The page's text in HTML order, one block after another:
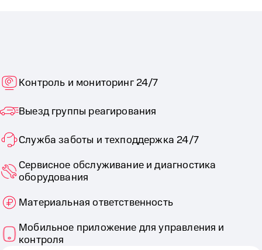
Контроль и мониторинг 24/7
Выезд группы реагирования
Служба заботы и техподдержка 24/7
Сервисное обслуживание и диагностика
оборудования
Материальная ответственность
Мобильное приложение для управления и
контроля